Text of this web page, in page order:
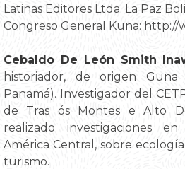
Latinas Editores Ltda. La Paz
Congreso General Kuna: http://
Cebaldo De León Smith
historiador, de origen
Panamá). Investigador del
de Tras ós Montes e Alto
realizado investigaciones
América Central, sobre
turismo.